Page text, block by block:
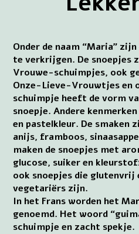
Onder de naam “Maria”
te verkrijgen. De snoepjes
Vrouwe-schuimpjes, ook
Onze-Lieve-Vrouwtjes en
schuimpje heeft de vorm
snoepje. Andere
en pastelkleur. De smaken
anijs, framboos,
maken de snoepjes met
glucose, suiker en
ook snoepjes die glutenvrij
vegetariërs zijn.
In het Frans worden het
genoemd. Het woord
schuimpje en zacht spekje.